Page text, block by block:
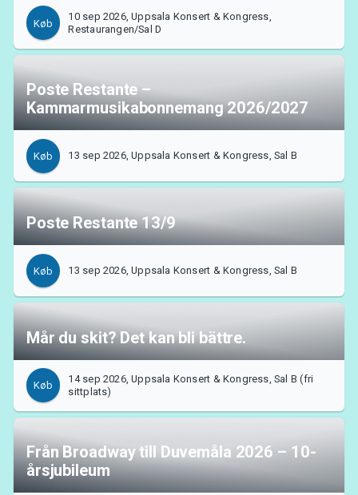
Køb
10 sep 2026, Uppsala Konsert & Kongress,
Restaurangen/Sal D
Poste Restante –
Kammarmusikabonnemang 2026/2027
Køb 13 sep 2026, Uppsala Konsert & Kongress, Sal B
Poste Restante 13/9
Køb 13 sep 2026, Uppsala Konsert & Kongress, Sal B
Mår du skit? Det kan bli bättre.
Køb
14 sep 2026, Uppsala Konsert & Kongress, Sal B (fri
sittplats)
Från Broadway till Duvemåla 2026 – 10-
årsjubileum